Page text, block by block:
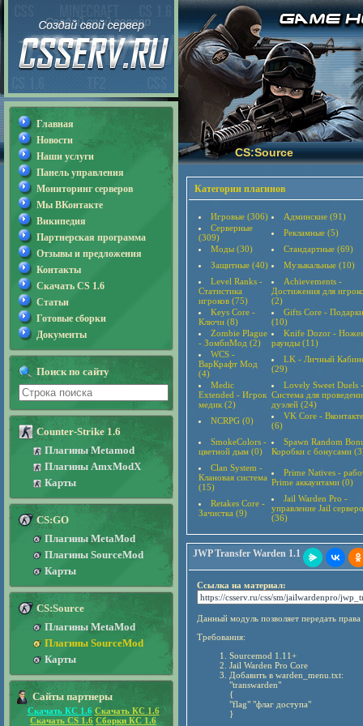
CS:Source
Категории плагинов
Игровые (306)
Админские (91)
Серверные
(309)
Рекламные (5)
Моды (30)
Стандартные (69)
Защитные (40)
Музыкальные (10)
Level Ranks -
Статистика
игроков (75)
Achievements -
Достижения для
(2)
Keys Core -
Ключи (8)
Gifts Core - Подарки
(10)
Zombie Plague
- ЗомбиМод (2)
Knife Dozor -
раунды (11)
WCS -
ВарКрафт Мод
(4)
LK - Личный
(29)
Medic
Extended - Игрок
медик (2)
Lovely Sweet Duels -
Система для
дуэлей (24)
NCRPG (0)
VK Core - Вконтакте
(6)
SmokeColors -
цветной дым (0)
Spawn Random
Коробки с бонусами
Clan System -
Клановая система
(15)
Prime Natives -
Prime аккаунтами (0)
Retakes Core -
Зачистка (9)
Jail Warden Pro -
управление Jail
(36)
JWP Transfer Warden 1.1
Ссылка на материал:
Данный модуль позволяет передать
Требования:
Sourcemod 1.11+
Jail Warden Pro Core
Добавить в warden_menu.txt:
"transwarden"
{
"flag" "флаг доступа"
}
Главная
Новости
Наши услуги
Панель управления
Мониторинг серверов
Мы ВКонтакте
Википедия
Партнерская программа
Отзывы и предложения
Контакты
Скачать CS 1.6
Статьи
Готовые сборки
Документы
Поиск по сайту
Counter-Strike 1.6
Плагины Metamod
Плагины AmxModX
Карты
CS:GO
Плагины MetaMod
Плагины SourceMod
Карты
CS:Source
Плагины MetaMod
Плагины SourceMod
Карты
Сайты партнеры
Скачать КС 1.6 Скачать КС 1.6
Скачать CS 1.6 Сборки КС 1.6